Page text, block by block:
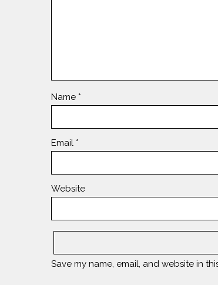
Name *
Email *
Website
Save my name, email, and website in